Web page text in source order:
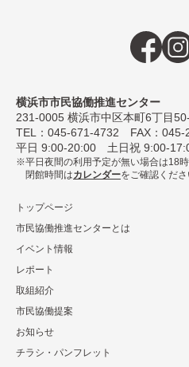
横浜市市民協働推進センター
231-0005 横浜市中区本町6丁⽬
TEL： 045-671-4732 FAX：045-
平⽇ 9:00-20:00 ⼟⽇祝 9:00-
平日夜間の利用予定が無い場合は18時
閉館時間はカレンダーをご確認くださ
トップページ
市民協働推進センターとは
イベント情報
レポート
取組紹介
市⺠協働提案
お知らせ
チラシ・パンフレット